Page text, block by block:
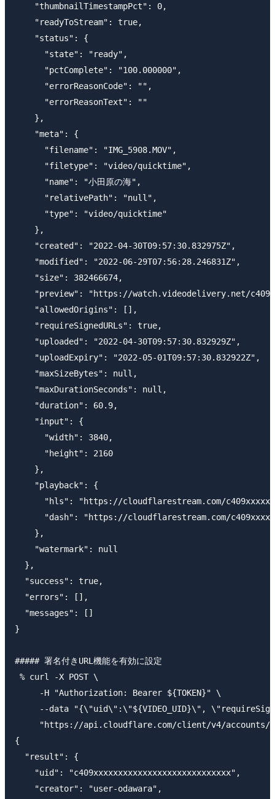
    "thumbnailTimestampPct": 0,
    "readyToStream": true,
    "status": {
      "state": "ready",
      "pctComplete": "100.000000",
      "errorReasonCode": "",
      "errorReasonText": ""
    },
    "meta": {
      "filename": "IMG_5908.MOV",
      "filetype": "video/quicktime",
      "name": "小田原の海",
      "relativePath": "null",
      "type": "video/quicktime"
    },
    "created": "2022-04-30T09:57:30.832975Z",
    "modified": "2022-06-29T07:56:28.246831Z",
    "size": 382466674,
"preview": "https://watch.videodelivery.net/
    "allowedOrigins": [],
    "requireSignedURLs": true,
    "uploaded": "2022-04-30T09:57:30.832929Z",
    "uploadExpiry": "2022-05-01T09:57:30.832922Z",
    "maxSizeBytes": null,
    "maxDurationSeconds": null,
    "duration": 60.9,
    "input": {
      "width": 3840,
      "height": 2160
    },
    "playback": {
"hls": "https://cloudflarestream.com/
"dash": "https://cloudflarestream.com/
    },
    "watermark": null
  },
  "success": true,
  "errors": [],
  "messages": []
}
##### 署名付きURL機能を有効に設定
% curl -X POST \
     -H "Authorization: Bearer ${TOKEN}" \
--data "{\"uid\":\"${VIDEO_UID}\",
"https://api.cloudflare.com/client/v4/
{
  "result": {
    "uid": "c409xxxxxxxxxxxxxxxxxxxxxxxxxxxx",
    "creator": "user-odawara",